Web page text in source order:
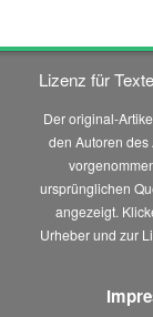
Lizenz für
Der original-
den Autoren
ursprünglichen
angezeigt.
Urheber und zur